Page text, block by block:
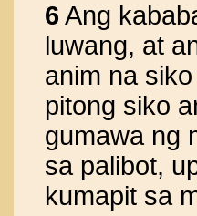
6 Ang
luwang, at
anim na
pitong siko
gumawa ng
sa palibot,
kumapit sa